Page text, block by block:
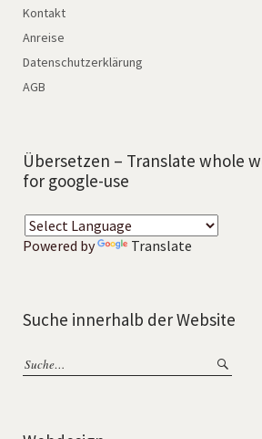
Kontakt
Anreise
Datenschutzerklärung
AGB
Übersetzen – Translate whole
for google-use
Powered by Translate
Suche innerhalb der Website